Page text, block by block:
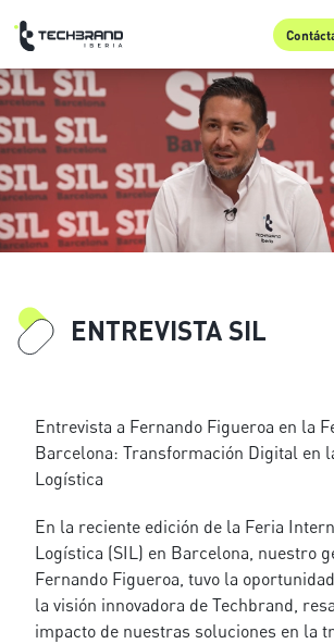
ENTREVISTA SIL
Entrevista a Fernando Figueroa en la
Barcelona: Transformación Digital en
Logística
En la reciente edición de la Feria
Logística (SIL) en Barcelona, nuestro
Fernando Figueroa, tuvo la
la visión innovadora de Techbrand,
impacto de nuestras soluciones en la